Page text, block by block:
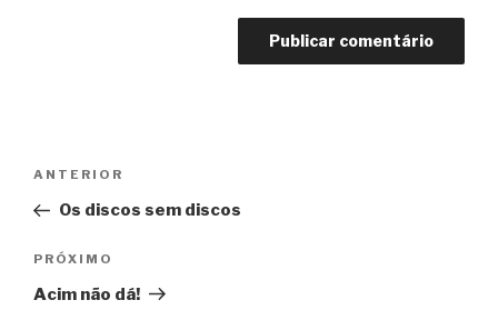
Post
Anterior
ANTERIOR
Os discos sem discos
Próximo
PRÓXIMO
Acim não dá!